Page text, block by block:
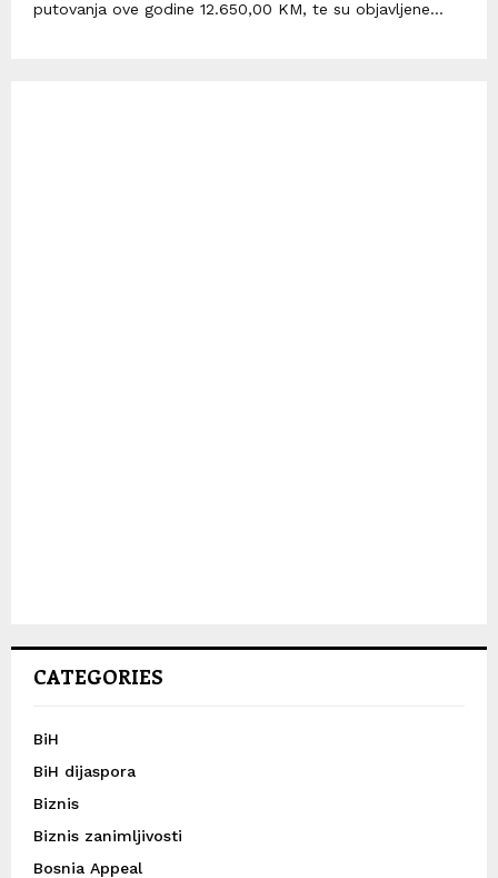
putovanja ove godine 12.650,00 KM, te su objavljene...
CATEGORIES
BiH
BiH dijaspora
Biznis
Biznis zanimljivosti
Bosnia Appeal